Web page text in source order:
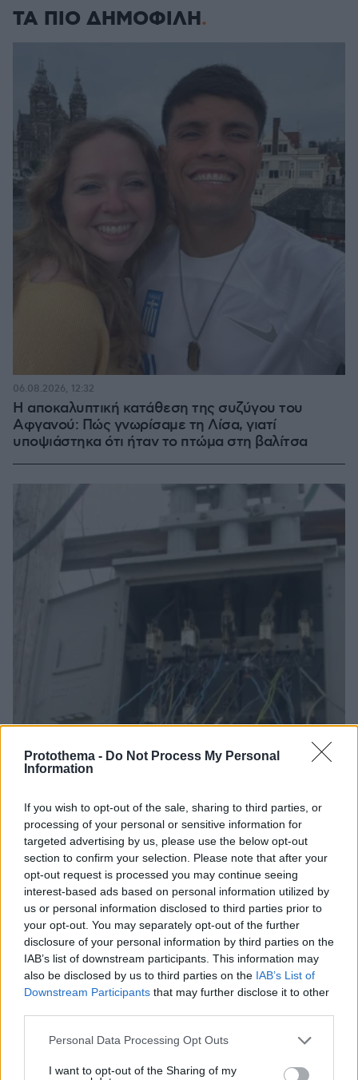
Protothema - Do Not Process My Personal
Information
If you wish to opt-out of the sale, sharing to third parties, or
processing of your personal or sensitive information for
targeted advertising by us, please use the below opt-out
section to confirm your selection. Please note that after your
opt-out request is processed you may continue seeing
interest-based ads based on personal information utilized by
us or personal information disclosed to third parties prior to
your opt-out. You may separately opt-out of the further
disclosure of your personal information by third parties on the
IAB’s list of downstream participants. This information may
also be disclosed by us to third parties on the IAB’s List of
Downstream Participants that may further disclose it to other
Please note that this website/app uses one or more Google
not limited to your visit or usage behaviour. You may click to
Personal Data Processing Opt Outs
I want to opt-out of the Sharing of my
ΤΑ ΠΙΟ ΔΗΜΟΦΙΛΗ
Η αποκαλυπτική κατάθεση της συζύγου του
Αφγανού: Πώς γνωρίσαμε τη Λίσα, γιατί
υποψιάστηκα ότι ήταν το πτώμα στη βαλίτσα
06.08.2026, 12:32
Πήγαν να κλέψουν καλώδια στον Άγιο Στέφανο, ο
ένας έπαθε ηλεκτροπληξία και έπεσε από ύψος, οι
δύο συνεργοί του τον παράτησαν νεκρό σε
αυτοκίνητο
06.08.2026, 12:10